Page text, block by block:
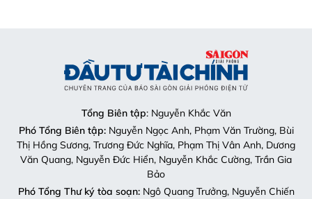
Tổng Biên tập: Nguyễn Khắc Văn
Phó Tổng Biên tập:Nguyễn Ngọc Anh, Phạm Văn Trường, Bùi
Thị Hồng Sương, Trương Đức Nghĩa, Phạm Thị Vân Anh, Dương
Văn Quang, Nguyễn Đức Hiển, Nguyễn Khắc Cường, Trần Gia
Bảo
Phó Tổng Thư ký tòa soạn:Ngô Quang Trưởng, Nguyễn Chiến